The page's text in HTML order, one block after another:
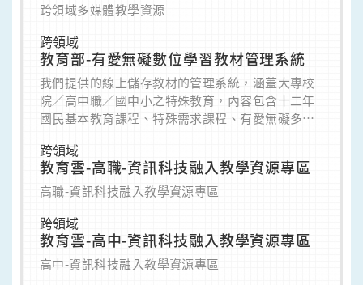
跨領域多媒體教學資源
跨領域
教育部-有愛無礙數位學習教材管理系統
我們提供的線上儲存教材的管理系統，涵蓋大專校
院／高中職／國中小之特殊教育，內容包含十二年
國民基本教育課程、特殊需求課程、有愛無礙多媒
跨領域
教育雲-高職-資訊科技融入教學資源專區
高職-資訊科技融入教學資源專區
跨領域
教育雲-高中-資訊科技融入教學資源專區
高中-資訊科技融入教學資源專區